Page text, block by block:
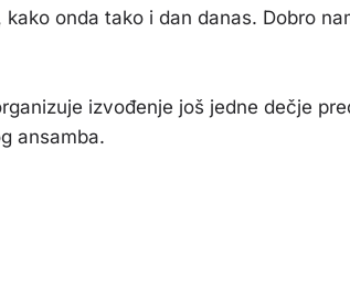
onda tako i dan danas. Dobro
izvođenje još jedne dečje
ansamba.